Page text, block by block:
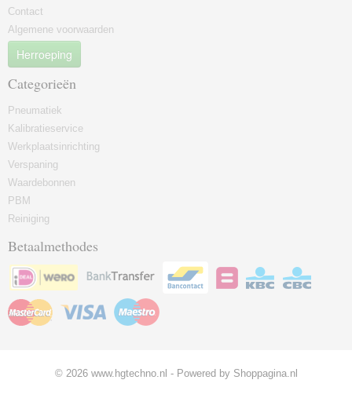
Contact
Algemene voorwaarden
Herroeping
Categorieën
Pneumatiek
Kalibratieservice
Werkplaatsinrichting
Verspaning
Waardebonnen
PBM
Reiniging
Betaalmethodes
© 2026 www.hgtechno.nl - Powered by Shoppagina.nl